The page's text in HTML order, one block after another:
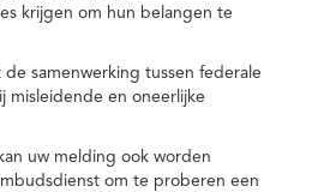
krijgen om hun belangen te
samenwerking tussen federale
misleidende en oneerlijke
uw melding ook worden
om te proberen een